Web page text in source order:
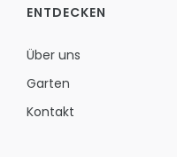
ENTDECKEN
Über uns
Garten
Kontakt